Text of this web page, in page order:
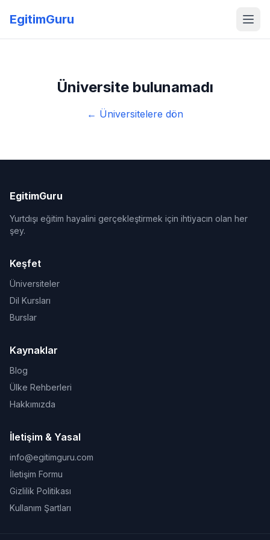
EgitimGuru
Üniversite bulunamadı
← Üniversitelere dön
EgitimGuru
Yurtdışı eğitim hayalini gerçekleştirmek için ihtiyacın olan her
şey.
Keşfet
Üniversiteler
Dil Kursları
Burslar
Kaynaklar
Blog
Ülke Rehberleri
Hakkımızda
İletişim & Yasal
info@egitimguru.com
İletişim Formu
Gizlilik Politikası
Kullanım Şartları